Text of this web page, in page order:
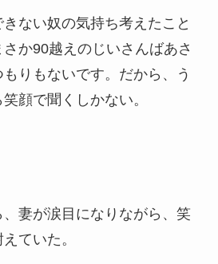
きない奴の気持ち考えたこと
か90越えのじいさんばあさ
りもないです。だから、う
顔で聞くしかない。
妻が涙目になりながら、笑
ていた。